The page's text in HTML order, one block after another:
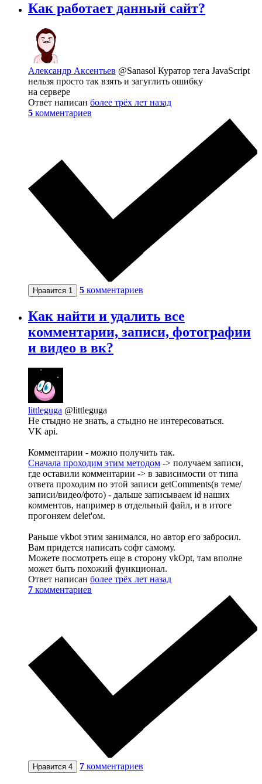
Как работает данный сайт?
Александр Аксентьев @Sanasol Куратор тега JavaScript
нельзя просто так взять и загуглить ошибку
на сервере
Ответ написан более трёх лет назад
5 комментариев
Нравится 1 5 комментариев
Как найти и удалить все
комментарии, записи, фотографии
и видео в вк?
littleguga @littleguga
Не стыдно не знать, а стыдно не интересоваться.
VK api.
Комментарии - можно получить так.
Сначала проходим этим методом -> получаем записи,
где оставили комментарии -> в зависимости от типа
ответа проходим по этой записи getComments(в теме/
записи/видео/фото) - дальше записываем id наших
комментов, например в отдельный файл, и в итоге
прогоняем delet'ом.
Раньше vkbot этим занимался, но автор его забросил.
Вам придется написать софт самому.
Можете посмотреть еще в сторону vkOpt, там вполне
может быть похожий функционал.
Ответ написан более трёх лет назад
7 комментариев
Нравится 4 7 комментариев